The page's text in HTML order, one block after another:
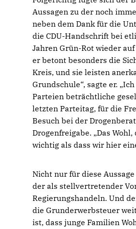
Aussagen zu der noch
neben dem Dank für die
die CDU-Handschrift bei
Jahren Grün-Rot wieder
er betont besonders die
Kreis, und sie leisten
Grundschule“, sagte er.
Parteien beträchtliche
letzten Parteitag, für die
Besuch bei der
Drogenfreigabe. „Das
wichtig als dass wir hier
Nicht nur für diese
der als stellvertretender
Regierungshandeln. Und
die Grunderwerbsteuer
ist, dass junge Familien